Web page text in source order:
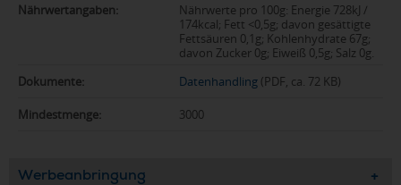
Nährwertangaben:
Nährwerte pro 100g: Energie 728kJ /
174kcal; Fett <0,5g; davon gesättigte
Fettsäuren 0,1g; Kohlenhydrate 67g;
davon Zucker 0g; Eiweiß 0,5g; Salz 0g.
Dokumente:
Datenhandling(PDF, ca. 72 KB)
Mindestmenge: 3000
Werbeanbringung